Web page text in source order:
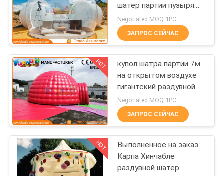
COMPANY
NEWS
КАРТА
САЙТА
PRIVACY
POLICY
Раздувное
скольжение
хвастуна
Коммерческие
раздувное
скольжение
шатер партии пузыря
раздувной/ясный шатер
иглу купола
Negotiated MOQ:1PC
ЗАПРОС СЕЙЧАС
HOT
купол шатра партии 7м
на открытом воздухе
гигантский раздувной
для рекламировать/
событие
Negotiated MOQ:1PC
ЗАПРОС СЕЙЧАС
HOT
Выполненное на заказ
Карпа Хинчабле
раздувной шатер